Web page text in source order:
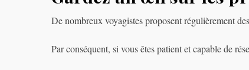
De nombreux voyagistes proposent régulièrement
Par conséquent, si vous êtes patient et capable de